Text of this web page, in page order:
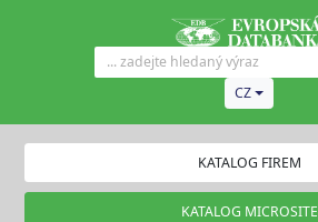
CZ
KATALOG FIREM
KATALOG MICROSITE